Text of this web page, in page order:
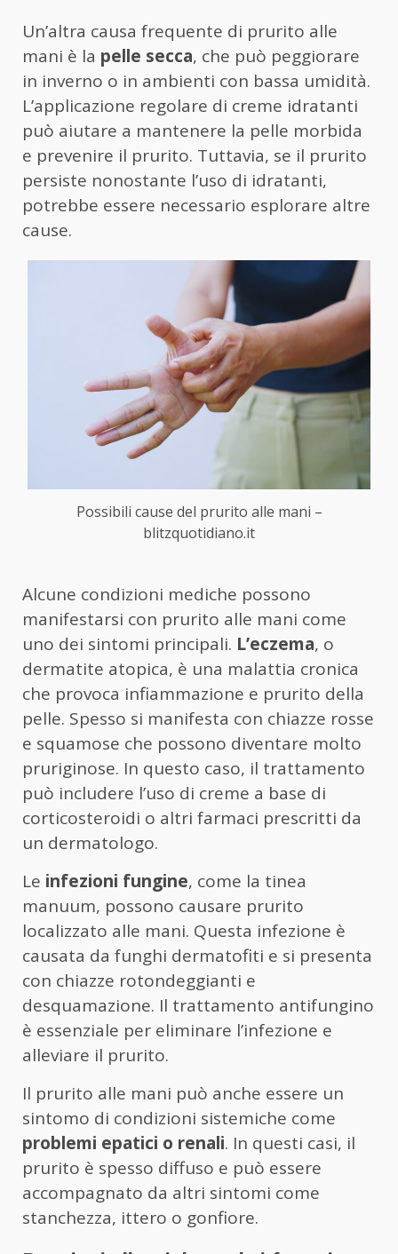
Un’altra causa frequente di prurito alle
mani è la pelle secca, che può peggiorare
in inverno o in ambienti con bassa umidità.
L’applicazione regolare di creme idratanti
può aiutare a mantenere la pelle morbida
e prevenire il prurito. Tuttavia, se il prurito
persiste nonostante l’uso di idratanti,
potrebbe essere necessario esplorare altre
cause.
Possibili cause del prurito alle mani –
blitzquotidiano.it
Alcune condizioni mediche possono
manifestarsi con prurito alle mani come
uno dei sintomi principali. L’eczema, o
dermatite atopica, è una malattia cronica
che provoca infiammazione e prurito della
pelle. Spesso si manifesta con chiazze rosse
e squamose che possono diventare molto
pruriginose. In questo caso, il trattamento
può includere l’uso di creme a base di
corticosteroidi o altri farmaci prescritti da
un dermatologo.
Le infezioni fungine, come la tinea
manuum, possono causare prurito
localizzato alle mani. Questa infezione è
causata da funghi dermatofiti e si presenta
con chiazze rotondeggianti e
desquamazione. Il trattamento antifungino
è essenziale per eliminare l’infezione e
alleviare il prurito.
Il prurito alle mani può anche essere un
sintomo di condizioni sistemiche come
problemi epatici o renali. In questi casi, il
prurito è spesso diffuso e può essere
accompagnato da altri sintomi come
stanchezza, ittero o gonfiore.